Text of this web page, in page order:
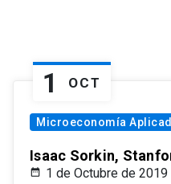
1 OCT
Microeconomía
Isaac Sorkin,
1 de Octubre de 2019